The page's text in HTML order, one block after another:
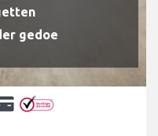
gedoe